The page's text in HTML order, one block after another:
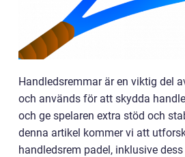
Handledsremmar är en viktig del
och används för att skydda
och ge spelaren extra stöd och
denna artikel kommer vi att
handledsrem padel, inklusive